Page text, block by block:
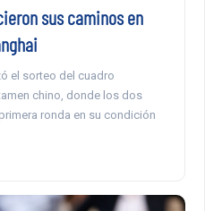
sus caminos en
el sorteo del cuadro
chino, donde los dos
ronda en su condición